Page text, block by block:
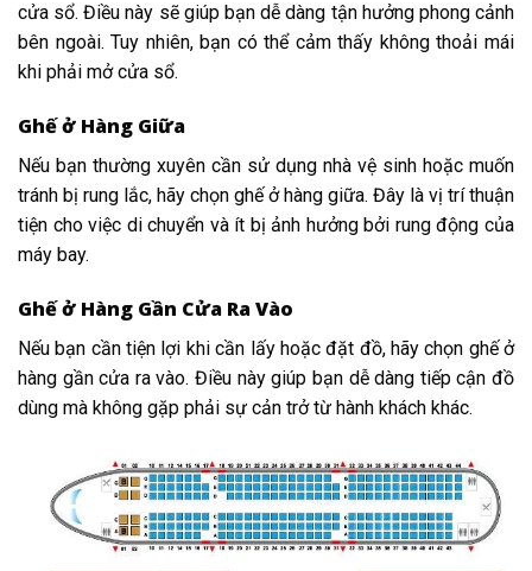
cửa sổ. Điều này sẽ giúp bạn dễ dàng tận hưởng phong cảnh
bên ngoài. Tuy nhiên, bạn có thể cảm thấy không thoải mái
khi phải mở cửa sổ.
Ghế ở Hàng Giữa
Nếu bạn thường xuyên cần sử dụng nhà vệ sinh hoặc muốn
tránh bị rung lắc, hãy chọn ghế ở hàng giữa. Đây là vị trí thuận
tiện cho việc di chuyển và ít bị ảnh hưởng bởi rung động của
máy bay.
Ghế ở Hàng Gần Cửa Ra Vào
Nếu bạn cần tiện lợi khi cần lấy hoặc đặt đồ, hãy chọn ghế ở
hàng gần cửa ra vào. Điều này giúp bạn dễ dàng tiếp cận đồ
dùng mà không gặp phải sự cản trở từ hành khách khác.